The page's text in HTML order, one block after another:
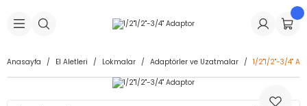
Geri Dön
Geri Dön
Geri Dön
Geri Dön
Geri Dön
Geri Dön
Geri Dön
Makinesi Yedek Parçaları
Anasayfa El Aletleri Lokmalar Adaptörler ve Uzatmalar 1/2''1/2''-3/4''